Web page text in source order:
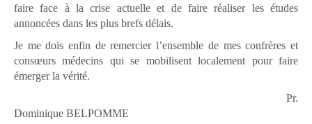
faire face à la crise actuelle et de faire réaliser les études
annoncées dans les plus brefs délais.
Je me dois enfin de remercier l’ensemble de mes confrères et
consœurs médecins qui se mobilisent localement pour faire
émerger la vérité.
Pr.
Dominique BELPOMME